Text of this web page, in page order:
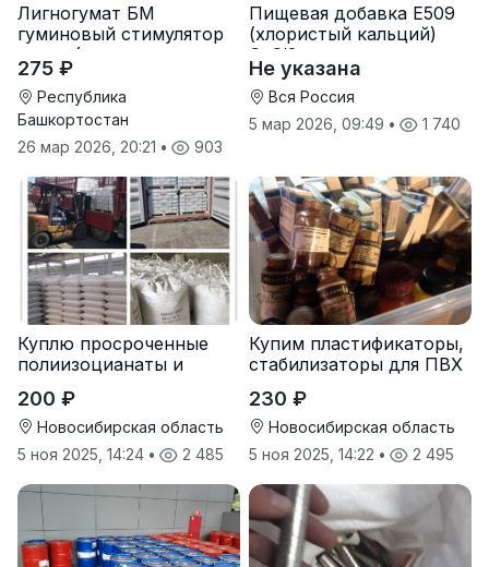
Лигногумат БМ
гуминовый стимулятор
роста (гумат калия с
фульвовыми кислотами)
275 ₽
Республика
Башкортостан
26 мар 2026, 20:21 • 903
Пищевая добавка Е509
(хлористый кальций)
CaCl2
Не указана
Вся Россия
5 мар 2026, 09:49 • 1 740
Куплю просроченные
полиизоцианаты и
200 ₽
Новосибирская область
5 ноя 2025, 14:24 • 2 485
Купим пластификаторы,
стабилизаторы для ПВХ
230 ₽
Новосибирская область
5 ноя 2025, 14:22 • 2 495